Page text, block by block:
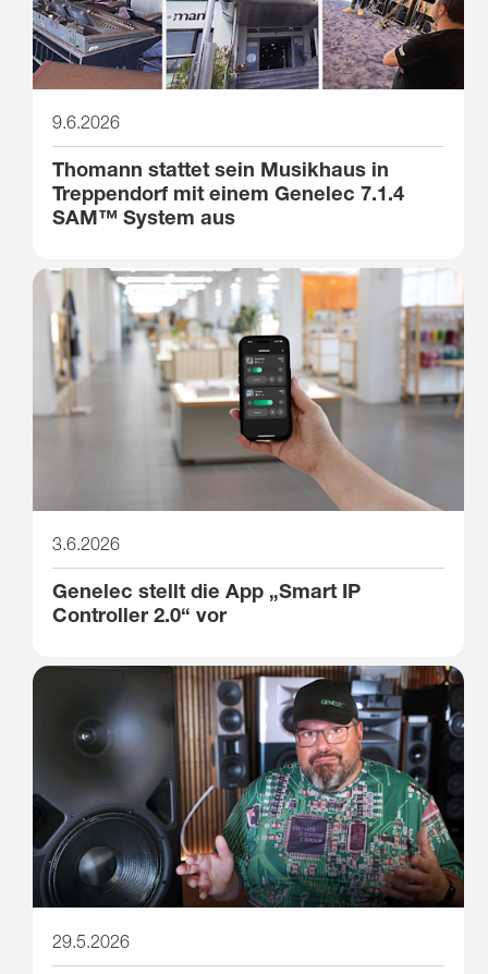
9.6.2026
Thomann stattet sein Musikhaus in
Treppendorf mit einem Genelec 7.1.4
SAM™ System aus
3.6.2026
Genelec stellt die App „Smart IP
Controller 2.0“ vor
29.5.2026